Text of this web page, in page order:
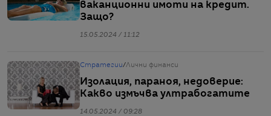
ваканционни имоти на кредит.
Защо?
15.05.2024 / 11:12
Стратегии/Лични финанси
Изолация, параноя, недоверие:
Какво измъчва ултрабогатите
14.05.2024 / 09:28